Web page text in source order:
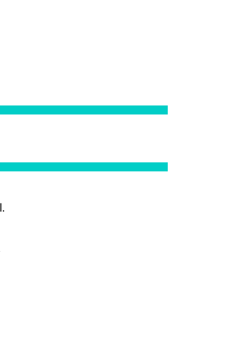
امام جمعه شهرستان ساوجبلاغ اظهارداشت : اربعین امسال سراسر حماسه خونخواهی و مرگ بر آمریکا و اسرائیل بود.